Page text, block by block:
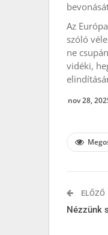
Az
szóló
ne
vidéki,
nov 28,
ELŐZŐ
Nézzünk